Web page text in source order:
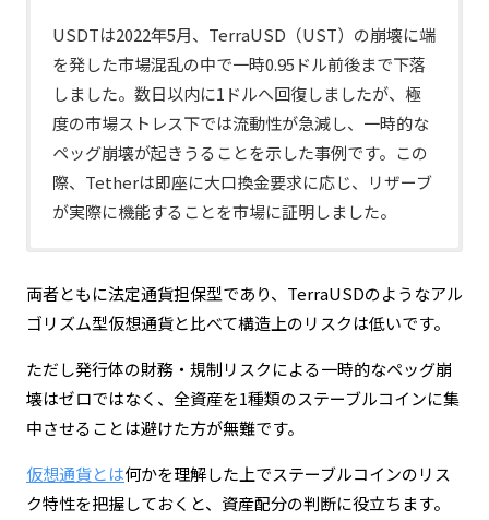
USDTは2022年5月、TerraUSD（UST）の崩壊に端
を発した市場混乱の中で一時0.95ドル前後まで下落
しました。数日以内に1ドルへ回復しましたが、極
度の市場ストレス下では流動性が急減し、一時的な
ペッグ崩壊が起きうることを示した事例です。この
際、Tetherは即座に大口換金要求に応じ、リザーブ
が実際に機能することを市場に証明しました。
たシリコンバレー銀行（SVB）の経営破綻を受けて
一時0.87ドル台まで下落しました。週明けの市場再
ルへ回復しています。発行体の財務環境が直接ペッ
グに影響した事例です。
両者ともに法定通貨担保型であり、TerraUSDのようなアル
ゴリズム型仮想通貨と比べて構造上のリスクは低いです。
ただし発行体の財務・規制リスクによる一時的なペッグ崩
壊はゼロではなく、全資産を1種類のステーブルコインに集
中させることは避けた方が無難です。
仮想通貨とは何かを理解した上でステーブルコインのリス
ク特性を把握しておくと、資産配分の判断に役立ちます。